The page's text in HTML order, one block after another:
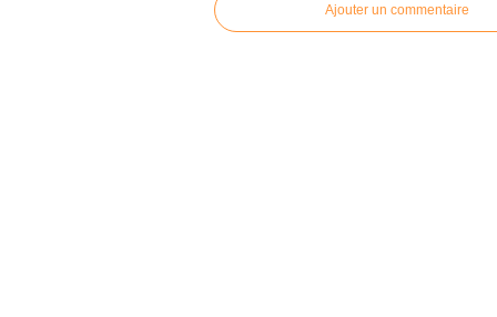
Ajouter un commentaire